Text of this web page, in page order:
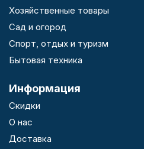
Хозяйственные товары
Сад и огород
Спорт, отдых и туризм
Бытовая техника
Информация
Скидки
О нас
Доставка